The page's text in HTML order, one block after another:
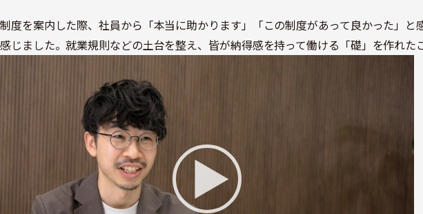
制度を案内した際、社員から「本当に助かります」「この制度があって良かった」
感じました。就業規則などの土台を整え、皆が納得感を持って働ける「礎」を作れた